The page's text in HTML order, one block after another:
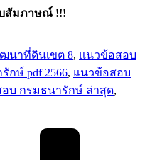
สัมภาษณ์ !!!
นาที่ดินเขต 8, แนวข้อสอบ
กษ์ pdf 2566, แนวข้อสอบ
บ กรมธนารักษ์ ล่าสุด,